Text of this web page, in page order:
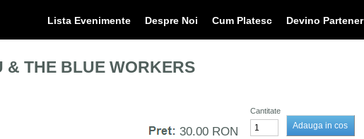
Lista Evenimente Despre Noi Cum Platesc Devino Partener
& THE BLUE WORKERS
30.00 RON
Cantitate